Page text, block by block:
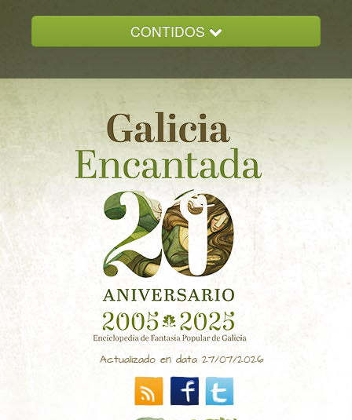
CONTIDOS
GALICIA ENCANTADA
DOCUMENTACION
NOVAS
CONTACTO
Actualizado en data 27/07/2026